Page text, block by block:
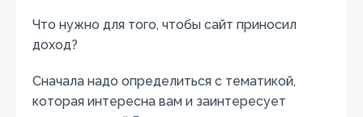
Что нужно для того, чтобы сайт приносил
доход?
Сначала надо определиться с тематикой,
которая интересна вам и заинтересует